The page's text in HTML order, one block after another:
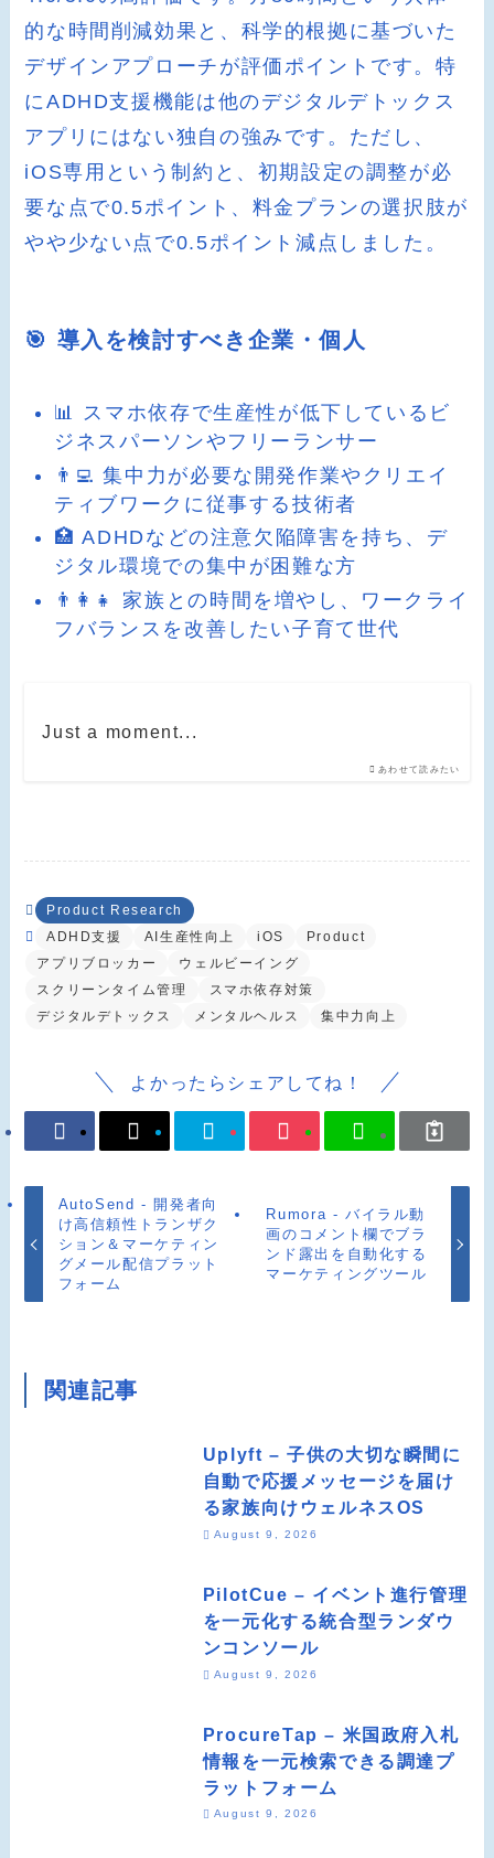
的な時間削減効果と、科学的根拠に基づいた
デザインアプローチが評価ポイントです。特
にADHD支援機能は他のデジタルデトックス
アプリにはない独自の強みです。ただし、
iOS専用という制約と、初期設定の調整が必
要な点で0.5ポイント、料金プランの選択肢が
やや少ない点で0.5ポイント減点しました。
🎯 導入を検討すべき企業・個人
📊 スマホ依存で生産性が低下しているビ
ジネスパーソンやフリーランサー
👨‍💻 集中力が必要な開発作業やクリエイ
ティブワークに従事する技術者
🏥 ADHDなどの注意欠陥障害を持ち、デ
ジタル環境での集中が困難な方
👨‍👩‍👧 家族との時間を増やし、ワークライ
フバランスを改善したい子育て世代
あわせて読みたい
Just a moment...
Product Research
ADHD支援
AI生産性向上 iOS
Product
アプリブロッカー
ウェルビーイング
スクリーンタイム管理
スマホ依存対策
デジタルデトックス
メンタルヘルス 集中力向上
よかったらシェアしてね！
AutoSend - 開発者向
け高信頼性トランザク
ション＆マーケティン
グメール配信プラット
フォーム
Rumora - バイラル動
画のコメント欄でブラ
ンド露出を自動化する
マーケティングツール
関連記事
Uplyft – 子供の大切な瞬間に
自動で応援メッセージを届け
る家族向けウェルネスOS
August 9, 2026
PilotCue – イベント進行管理
を一元化する統合型ランダウ
ンコンソール
August 9, 2026
ProcureTap – 米国政府入札
情報を一元検索できる調達プ
ラットフォーム
August 9, 2026